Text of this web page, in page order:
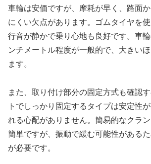
車輪は安価ですが、摩耗が早く、路面
にくい欠点があります。ゴムタイヤを
行音が静かで乗り心地も良好です。車
ンチメートル程度が一般的で、大きい
ます。
また、取り付け部分の固定方式も確認
トでしっかり固定するタイプは安定性
れる心配がありません。簡易的なクラ
簡単ですが、振動で緩む可能性がある
が必要です。